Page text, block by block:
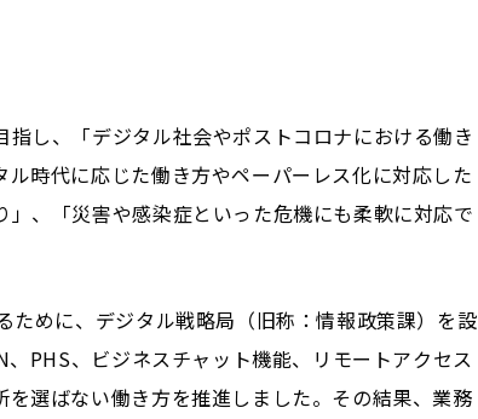
し、「デジタル社会やポストコロナにおける働き
時代に応じた働き方やペーパーレス化に対応した
、「災害や感染症といった危機にも柔軟に対応で
めに、デジタル戦略局（旧称：情報政策課）を設
PHS、ビジネスチャット機能、リモートアクセス
選ばない働き方を推進しました。その結果、業務